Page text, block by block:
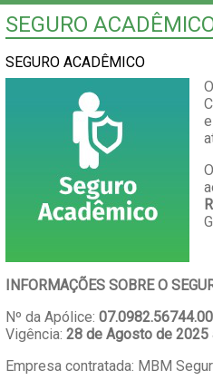
SEGURO
SEGURO ACADÊMICO
O
INFORMAÇÕES SOBRE O
Nº da Apólice:
Vigência: 28 de Agosto de
Empresa contratada: MBM